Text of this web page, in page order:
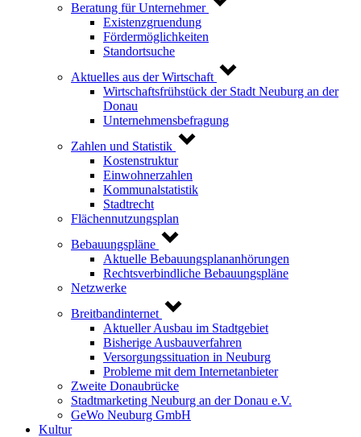
Beratung für Unternehmer
Existenzgruendung
Fördermöglichkeiten
Standortsuche
Aktuelles aus der Wirtschaft
Wirtschaftsfrühstück der Stadt Neuburg an der
Donau
Unternehmensbefragung
Zahlen und Statistik
Kostenstruktur
Einwohnerzahlen
Kommunalstatistik
Stadtrecht
Flächennutzungsplan
Bebauungspläne
Aktuelle Bebauungsplananhörungen
Rechtsverbindliche Bebauungspläne
Netzwerke
Breitbandinternet
Aktueller Ausbau im Stadtgebiet
Bisherige Ausbauverfahren
Versorgungssituation in Neuburg
Probleme mit dem Internetanbieter
Zweite Donaubrücke
Stadtmarketing Neuburg an der Donau e.V.
GeWo Neuburg GmbH
Kultur